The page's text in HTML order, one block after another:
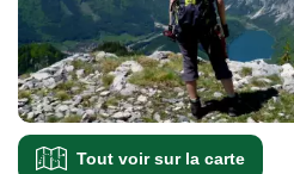
Tout voir sur la carte